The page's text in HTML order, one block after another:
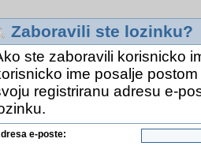
Zaboravili ste lozinku?
ste zaboravili korisnicko
ime posalje
registriranu adresu e-
e-poste: